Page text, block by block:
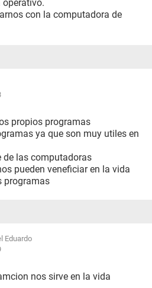
operativo.
con la computadora de
propios programas
ya que son muy utiles en
de las computadoras
pueden veneficiar en la vida
programas
Eduardo
nos sirve en la vida